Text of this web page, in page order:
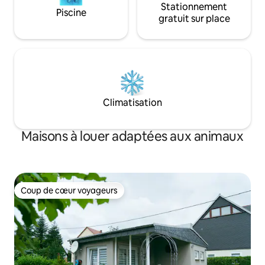
Piscine
Stationnement
gratuit sur place
Climatisation
Maisons à louer adaptées aux animaux
Coup de cœur voyageurs
Coup de cœur voyageurs